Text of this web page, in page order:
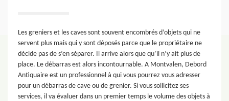
Les greniers et les caves sont souvent encombrés d’objets qui ne
servent plus mais qui y sont déposés parce que le propriétaire ne
décide pas de s’en séparer. Il arrive alors que qu’il n’y ait plus de
place. Le débarras est alors incontournable. A Montvalen, Debord
Antiquaire est un professionnel à qui vous pourrez vous adresser
pour un débarras de cave ou de grenier. Si vous sollicitez ses
services, il va évaluer dans un premier temps le volume des objets à